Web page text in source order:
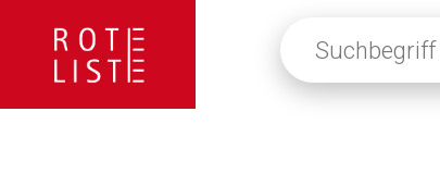
eingeben
oder